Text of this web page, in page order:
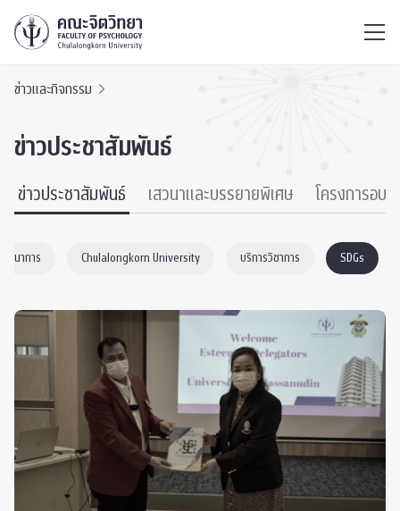
ข่าวและกิจกรรม
ข่าวประชาสัมพันธ์
ข่าวประชาสัมพันธ์ เสวนาและบรรยายพิเศษ โครงการอบร
นาการ Chulalongkorn University บริการวิชาการ SDGs